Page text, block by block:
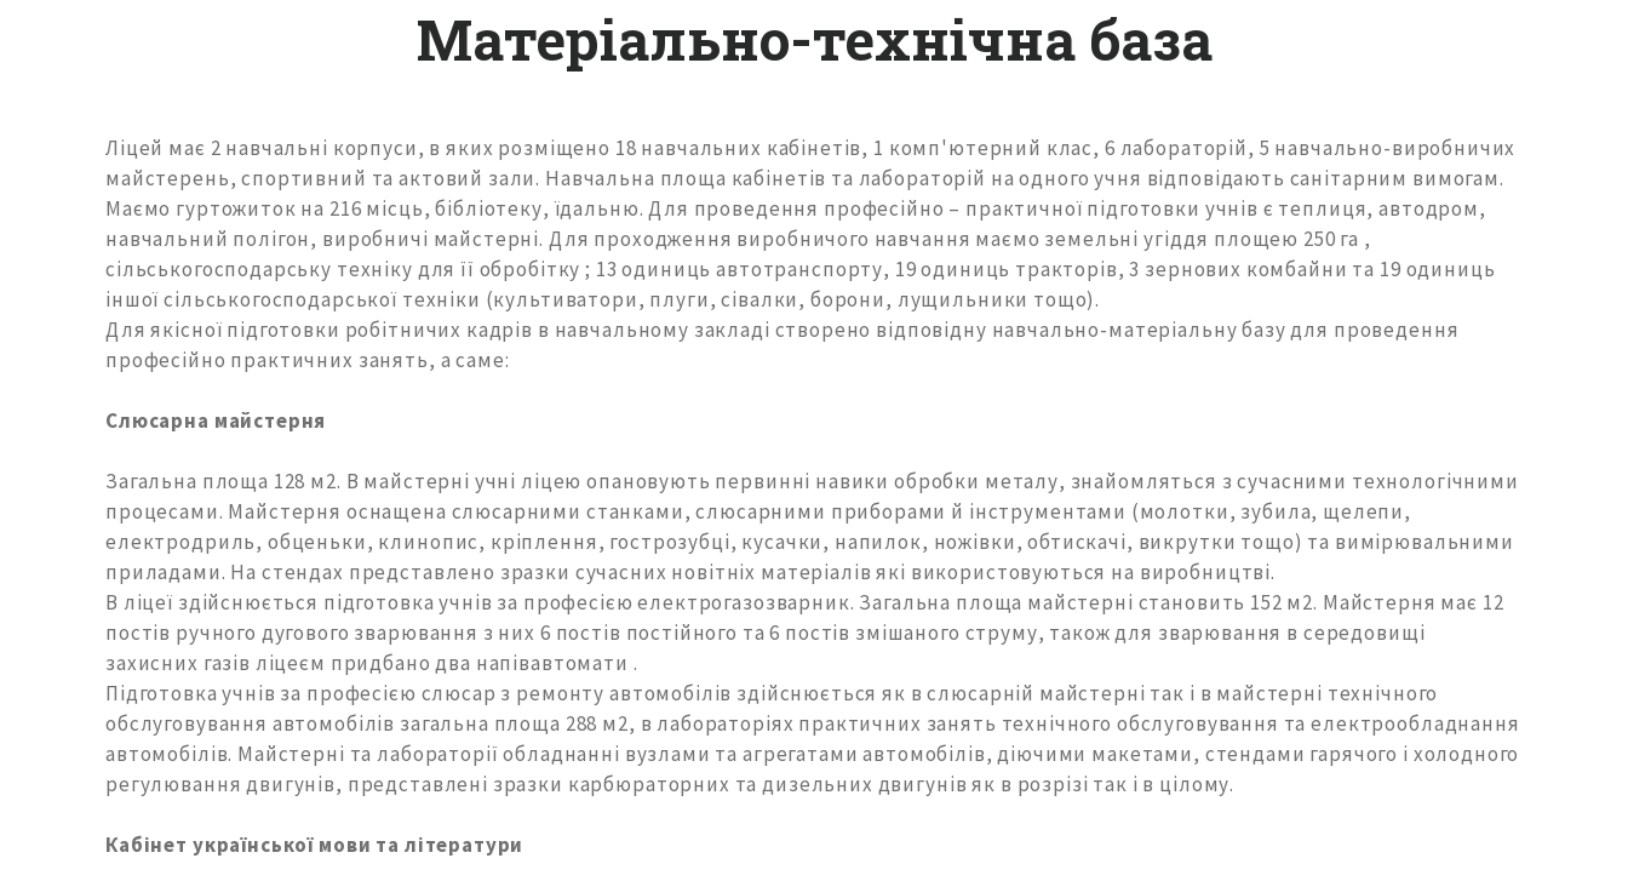
Матеріально-технічна база
Ліцей має 2 навчальні корпуси, в яких розміщено 18 навчальних кабінетів, 1 комп'ютерний клас, 6 лабораторій, 5 навчально-виробничих
майстерень, спортивний та актовий зали. Навчальна площа кабінетів та лабораторій на одного учня відповідають санітарним вимогам.
Маємо гуртожиток на 216 місць, бібліотеку, їдальню. Для проведення професійно – практичної підготовки учнів є теплиця, автодром,
навчальний полігон, виробничі майстерні. Для проходження виробничого навчання маємо земельні угіддя площею 250 га ,
сільськогосподарську техніку для її обробітку ; 13 одиниць автотранспорту, 19 одиниць тракторів, 3 зернових комбайни та 19 одиниць
іншої сільськогосподарської техніки (культиватори, плуги, сівалки, борони, лущильники тощо).
Для якісної підготовки робітничих кадрів в навчальному закладі створено відповідну навчально-матеріальну базу для проведення
професійно практичних занять, а саме:
Слюсарна майстерня
Загальна площа 128 м2. В майстерні учні ліцею опановують первинні навики обробки металу, знайомляться з сучасними технологічними
процесами. Майстерня оснащена слюсарними станками, слюсарними приборами й інструментами (молотки, зубила, щелепи,
електродриль, обценьки, клинопис, кріплення, гострозубці, кусачки, напилок, ножівки, обтискачі, викрутки тощо) та вимірювальними
приладами. На стендах представлено зразки сучасних новітніх матеріалів які використовуються на виробництві.
В ліцеї здійснюється підготовка учнів за професією електрогазозварник. Загальна площа майстерні становить 152 м2. Майстерня має 12
постів ручного дугового зварювання з них 6 постів постійного та 6 постів змішаного струму, також для зварювання в середовищі
захисних газів ліцеєм придбано два напівавтомати .
Підготовка учнів за професією слюсар з ремонту автомобілів здійснюється як в слюсарній майстерні так і в майстерні технічного
обслуговування автомобілів загальна площа 288 м2, в лабораторіях практичних занять технічного обслуговування та електрообладнання
автомобілів. Майстерні та лабораторії обладнанні вузлами та агрегатами автомобілів, діючими макетами, стендами гарячого і холодного
регулювання двигунів, представлені зразки карбюраторних та дизельних двигунів як в розрізі так і в цілому.
Кабінет української мови та літератури